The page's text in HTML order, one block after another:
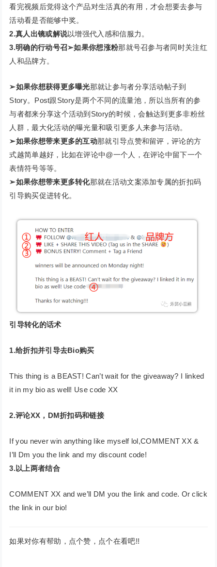
看完视频后觉得这个产品对生活真的有用，才会想要去参与
活动看是否能够中奖。
2.真人出镜或解说以增强代入感和信服力。
3.明确的行动号召➢如果你想涨粉那就号召参与者同时关注红
人和品牌方。
➢如果你想获得更多曝光那就让参与者分享活动帖子到
Story。Post跟Story是两个不同的流量池，所以当所有的参
与者都来分享这个活动到Story的时候，会触达到更多非粉丝
人群，最大化活动的曝光量和吸引更多人来参与活动。
➢如果你想带来更多的互动那就引导点赞和留评，评论的方
式越简单越好，比如在评论中@一个人，在评论中留下一个
表情符号等等。
➢如果你想带来更多转化那就在活动文案添加专属的折扣码
引导购买促进转化。
引导转化的话术
1.给折扣并引导去Bio购买
This thing is a BEAST! Can’t wait for the giveaway? I linked
it in my bio as well! Use code XX
2.评论XX，DM折扣码和链接
If you never win anything like myself lol,COMMENT XX &
I’ll Dm you the link and my discount code!
3.以上两者结合
COMMENT XX and we’ll DM you the link and code. Or click
the link in our bio!
如果对你有帮助，点个赞，点个在看吧!!